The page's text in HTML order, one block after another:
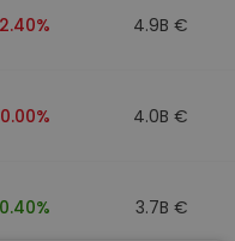
4.9B €
0.00% 4.0B €
3.7B €